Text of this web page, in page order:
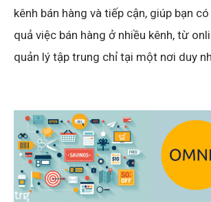
kênh bán hàng và tiếp cận, giúp bạn
quả việc bán hàng ở nhiều kênh, từ
quản lý tập trung chỉ tại một nơi duy